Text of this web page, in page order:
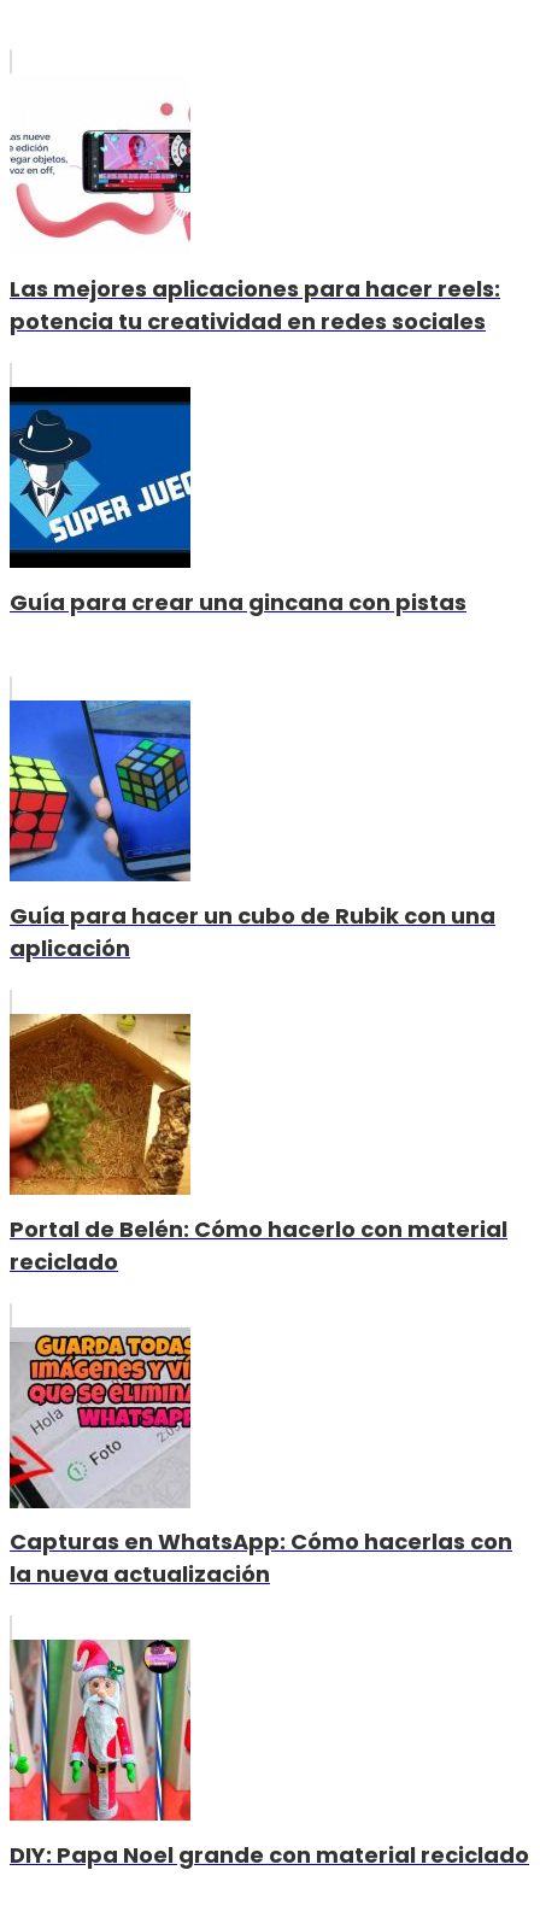
Las mejores aplicaciones para hacer reels:
potencia tu creatividad en redes sociales
Guía para crear una gincana con pistas
Guía para hacer un cubo de Rubik con una
aplicación
Portal de Belén: Cómo hacerlo con material
reciclado
Capturas en WhatsApp: Cómo hacerlas con
la nueva actualización
DIY: Papa Noel grande con material reciclado